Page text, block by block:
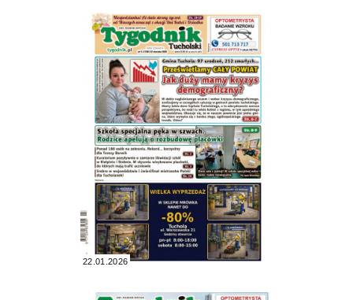
22.01.2026